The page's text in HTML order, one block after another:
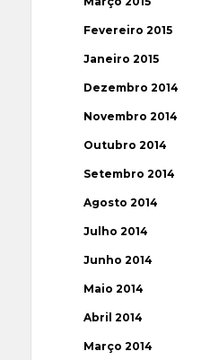
Fevereiro 2015
Janeiro 2015
Dezembro 2014
Novembro 2014
Outubro 2014
Setembro 2014
Agosto 2014
Julho 2014
Junho 2014
Maio 2014
Abril 2014
Março 2014